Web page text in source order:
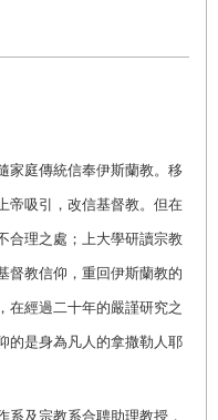
家庭傳統信奉伊斯蘭教。移
帝吸引，改信基督教。但在
合理之處；上大學研讀宗教
督教信仰，重回伊斯蘭教的
在經過二十年的嚴謹研究之
的是身為凡人的拿撒勒人耶
系及宗教系合聘助理教授，